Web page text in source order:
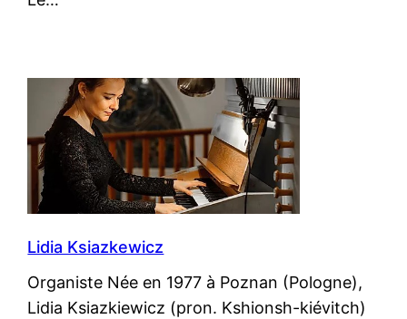
Lidia Ksiazkewicz
Organiste Née en 1977 à Poznan (Pologne),
Lidia Ksiazkiewicz (pron. Kshionsh-kiévitch)